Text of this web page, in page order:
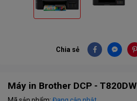
Chia sẻ
Máy in Brother DCP - T820DW